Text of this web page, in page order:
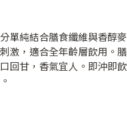
單純結合膳食纖維與香醇
激，適合全年齡層飲用。
回甘，香氣宜人。即沖即